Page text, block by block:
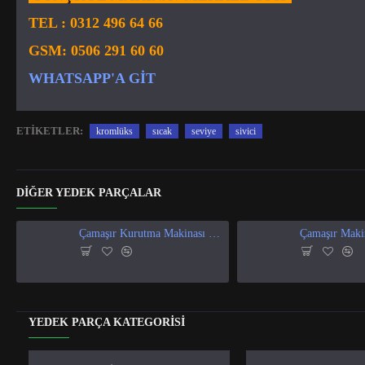
TEL : 0312 496 64 66
GSM: 0506 291 60 60
WHATSAPP'A GIT
ETIKETLER: kromlüks sıcak seviye sivici
DIĞER YEDEK PARÇALAR
Çamaşır Kurutma Makinası Isı Ve Nem Sensör
YEDEK PARÇA KATEGORISI